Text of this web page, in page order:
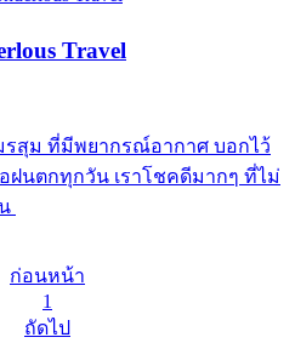
Travel
รสุม ที่มีพยากรณ์อากาศ บอกไว้
อฝนตกทุกวัน เราโชคดีมากๆ ที่ไม่
ก่อนหน้า
1
ถัดไป